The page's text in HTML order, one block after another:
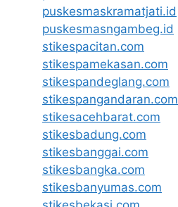
puskesmaskramatjati.id
puskesmasngambeg.id
stikespacitan.com
stikespamekasan.com
stikespandeglang.com
stikespangandaran.com
stikesacehbarat.com
stikesbadung.com
stikesbanggai.com
stikesbangka.com
stikesbanyumas.com